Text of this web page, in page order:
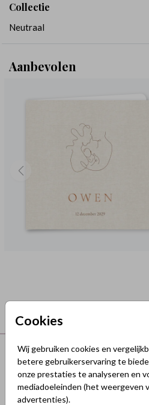
Cookies
Wij gebruiken cookies en
betere gebruikerservaring te
onze prestaties te analyseren en
mediadoeleinden (het weergeven
advertenties).
Collectie
Neutraal
Aanbevolen
Terug naar
GeluksKaartjes.nl